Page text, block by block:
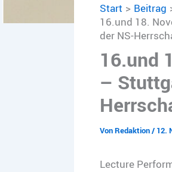
Start
Beitrag
16.und 18.
der NS-
16.und
–
VonRedaktion/ 12.
Lecture